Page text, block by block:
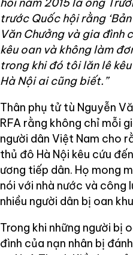
hồi năm 2015 là ông
trước Quốc hội rằng
Văn Chưởng và gia đình
kêu oan và không làm
trong khi đó tôi lăn lê
Hà Nội ai cũng biết.”
Thân phụ tử tù Nguyễn
RFA rằng không chỉ mỗi
người dân Việt Nam cho
thủ đô Hà Nội kêu cứu
ương tiếp dân. Họ mong
nói với nhà nước và công
nhiều người dân bị oan
Trong khi những người bị
đình của nạn nhân bị